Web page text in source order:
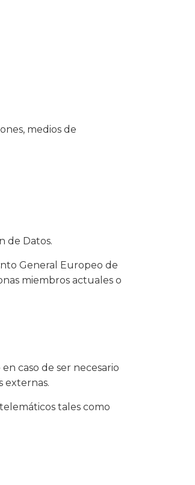
medios de
de Datos.
General Europeo de
miembros actuales o
caso de ser necesario
externas.
tales como